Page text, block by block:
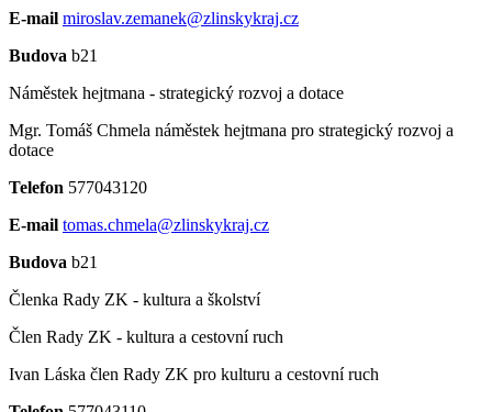
E-mail miroslav.zemanek@zlinskykraj.cz
Budova b21
Náměstek hejtmana - strategický rozvoj a dotace
Mgr. Tomáš Chmela náměstek hejtmana pro strategický rozvoj a
dotace
Telefon 577043120
E-mail tomas.chmela@zlinskykraj.cz
Budova b21
Členka Rady ZK - kultura a školství
Člen Rady ZK - kultura a cestovní ruch
Ivan Láska člen Rady ZK pro kulturu a cestovní ruch